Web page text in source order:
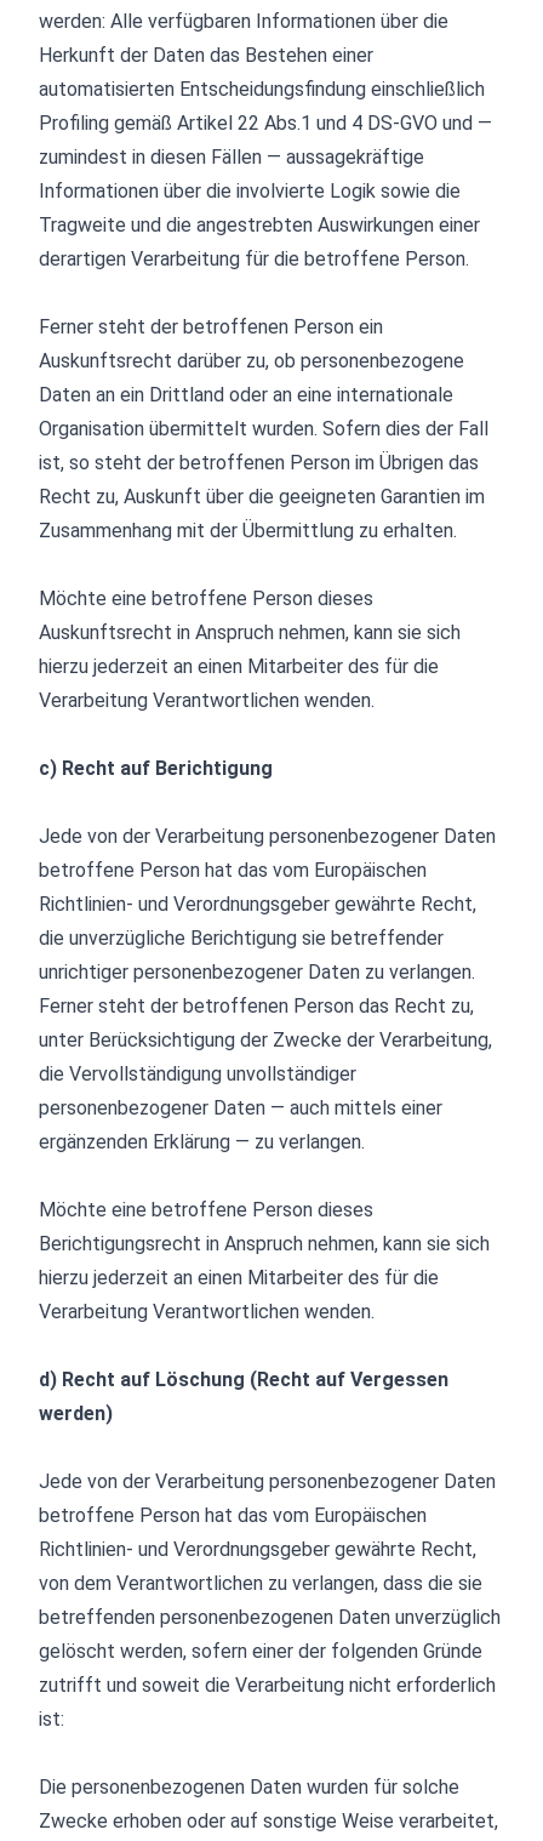
werden: Alle verfügbaren Informationen über die
Herkunft der Daten das Bestehen einer
automatisierten Entscheidungsfindung einschließlich
Profiling gemäß Artikel 22 Abs.1 und 4 DS-GVO und —
zumindest in diesen Fällen — aussagekräftige
Informationen über die involvierte Logik sowie die
Tragweite und die angestrebten Auswirkungen einer
derartigen Verarbeitung für die betroffene Person.
Ferner steht der betroffenen Person ein
Auskunftsrecht darüber zu, ob personenbezogene
Daten an ein Drittland oder an eine internationale
Organisation übermittelt wurden. Sofern dies der Fall
ist, so steht der betroffenen Person im Übrigen das
Recht zu, Auskunft über die geeigneten Garantien im
Zusammenhang mit der Übermittlung zu erhalten.
Möchte eine betroffene Person dieses
Auskunftsrecht in Anspruch nehmen, kann sie sich
hierzu jederzeit an einen Mitarbeiter des für die
Verarbeitung Verantwortlichen wenden.
c) Recht auf Berichtigung
Jede von der Verarbeitung personenbezogener Daten
betroffene Person hat das vom Europäischen
Richtlinien- und Verordnungsgeber gewährte Recht,
die unverzügliche Berichtigung sie betreffender
unrichtiger personenbezogener Daten zu verlangen.
Ferner steht der betroffenen Person das Recht zu,
unter Berücksichtigung der Zwecke der Verarbeitung,
die Vervollständigung unvollständiger
personenbezogener Daten — auch mittels einer
ergänzenden Erklärung — zu verlangen.
Möchte eine betroffene Person dieses
Berichtigungsrecht in Anspruch nehmen, kann sie sich
hierzu jederzeit an einen Mitarbeiter des für die
Verarbeitung Verantwortlichen wenden.
d) Recht auf Löschung (Recht auf Vergessen
werden)
Jede von der Verarbeitung personenbezogener Daten
betroffene Person hat das vom Europäischen
Richtlinien- und Verordnungsgeber gewährte Recht,
von dem Verantwortlichen zu verlangen, dass die sie
betreffenden personenbezogenen Daten unverzüglich
gelöscht werden, sofern einer der folgenden Gründe
zutrifft und soweit die Verarbeitung nicht erforderlich
ist:
Die personenbezogenen Daten wurden für solche
Zwecke erhoben oder auf sonstige Weise verarbeitet,